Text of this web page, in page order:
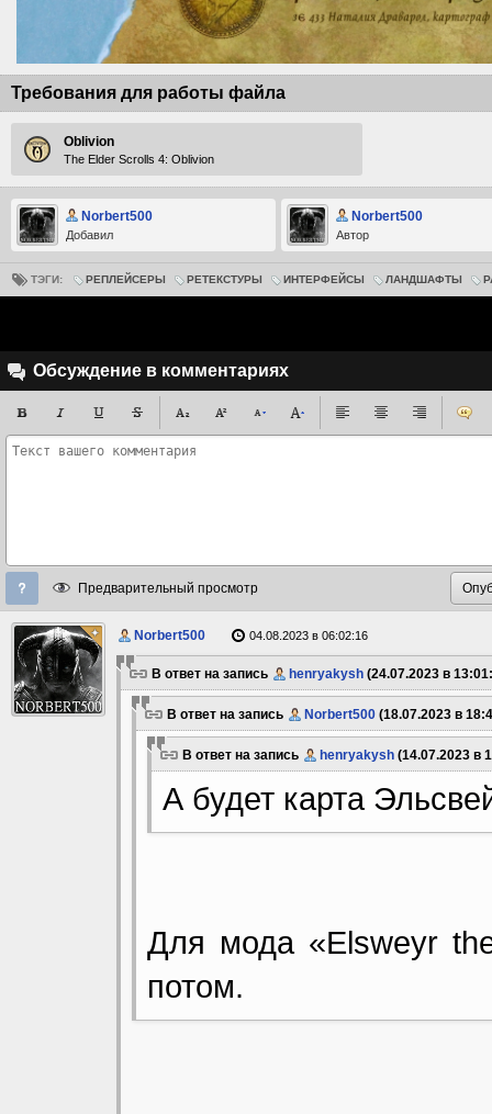
Требования для работы файла
Oblivion
The Elder Scrolls 4: Oblivion
Norbert500
Добавил
Norbert500
Автор
ТЭГИ: РЕПЛЕЙСЕРЫ РЕТЕКСТУРЫ ИНТЕРФЕЙСЫ ЛАНДШАФТЫ
Обсуждение в комментариях
Предварительный просмотр
Norbert500 04.08.2023 в 06:02:16
В ответ на запись henryakysh (24.07.2023 в
В ответ на запись Norbert500 (18.07.2023 в
В ответ на запись henryakysh (14.07.2023 в
А будет карта
Для мода «Elsweyr
потом.